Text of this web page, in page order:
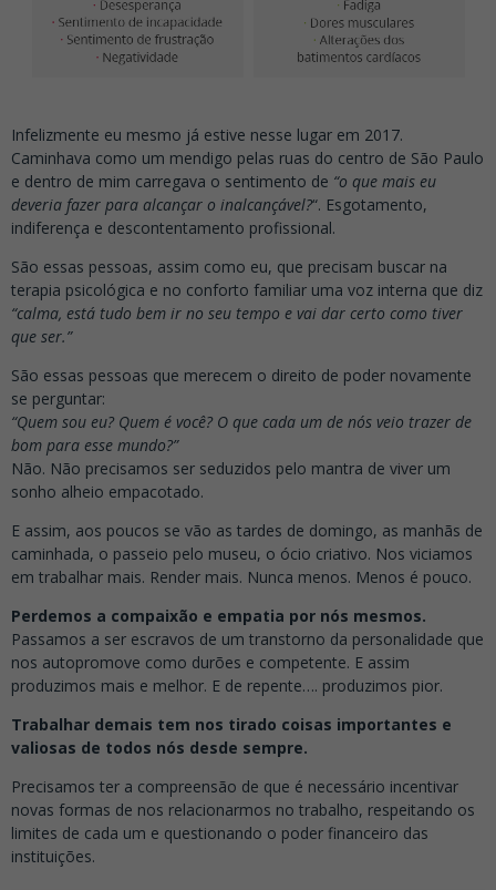
Infelizmente eu mesmo já estive nesse lugar em 2017.
Caminhava como um mendigo pelas ruas do centro de São Paulo
e dentro de mim carregava o sentimento de “o que mais eu
deveria fazer para alcançar o inalcançável?“. Esgotamento,
indiferença e descontentamento profissional.
São essas pessoas, assim como eu, que precisam buscar na
terapia psicológica e no conforto familiar uma voz interna que diz
“calma, está tudo bem ir no seu tempo e vai dar certo como tiver
que ser.”
São essas pessoas que merecem o direito de poder novamente
se perguntar:
“Quem sou eu? Quem é você? O que cada um de nós veio trazer de
bom para esse mundo?”
Não. Não precisamos ser seduzidos pelo mantra de viver um
sonho alheio empacotado.
E assim, aos poucos se vão as tardes de domingo, as manhãs de
caminhada, o passeio pelo museu, o ócio criativo. Nos viciamos
em trabalhar mais. Render mais. Nunca menos. Menos é pouco.
Perdemos a compaixão e empatia por nós mesmos.
Passamos a ser escravos de um transtorno da personalidade que
nos autopromove como durões e competente. E assim
produzimos mais e melhor. E de repente…. produzimos pior.
Trabalhar demais tem nos tirado coisas importantes e
valiosas de todos nós desde sempre.
Precisamos ter a compreensão de que é necessário incentivar
novas formas de nos relacionarmos no trabalho, respeitando os
limites de cada um e questionando o poder financeiro das
instituições.